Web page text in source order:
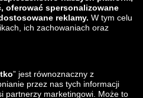
zalando-lounge.sk
zalando-lounge.hr
zalando-lounge.ee